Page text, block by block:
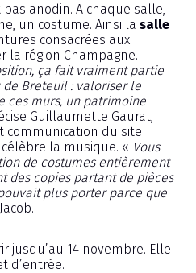
anodin. A chaque salle,
un costume. Ainsi la salle
consacrées aux
la région Champagne.
ça fait vraiment partie
Breteuil : valoriser le
ces murs, un patrimoine
Guillaumette Gaurat,
communication du site
la musique. « Vous
de costumes entièrement
des copies partant de pièces
plus porter parce que
jusqu’au 14 novembre. Elle
d’entrée.